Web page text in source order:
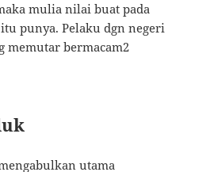
mulia nilai buat pada
punya. Pelaku dgn negeri
memutar bermacam2
utama